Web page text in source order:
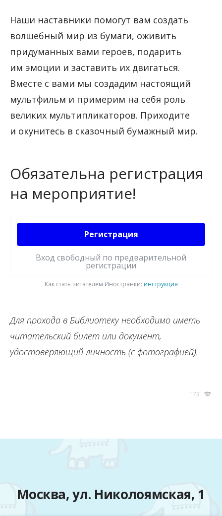
Наши наставники помогут вам создать
волшебный мир из бумаги, оживить
придуманных вами героев, подарить
им эмоции и заставить их двигаться.
Вместе с вами мы создадим настоящий
мультфильм и примерим на себя роль
великих мультипликаторов. Приходите
и окунитесь в сказочный бумажный мир.
Обязательна регистрация
на мероприятие!
Регистрация
Вход свободный по предварительной
регистрации
Как стать читателем Иностранки: инструкция
Для прохода в Библиотеку необходимо иметь
читательский билет или документ,
удостоверяющий личность (с фотографией).
173
Москва, ул. Николоямская, 1